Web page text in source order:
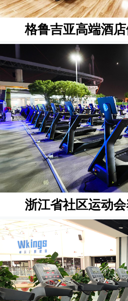
格鲁吉亚高端酒
浙江省社区运动